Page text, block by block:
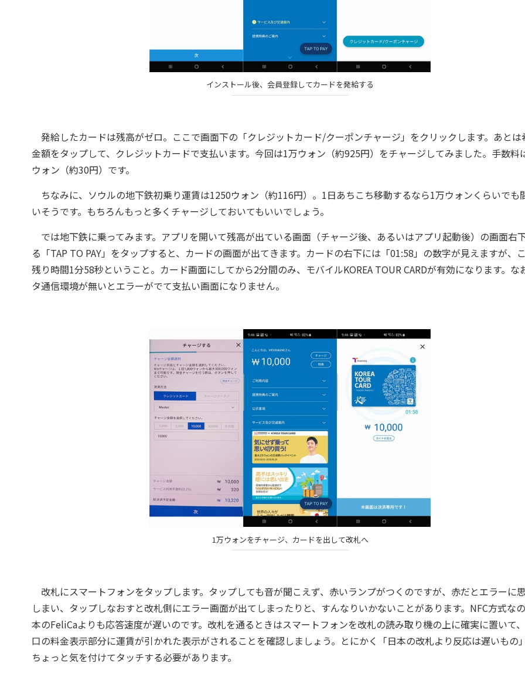
インストール後、会員登録してカードを発給する
発給したカードは残高がゼロ。ここで画面下の「クレジットカード/クーポンチャージ」をクリックします。あとは
金額をタップして、クレジットカードで支払います。今回は1万ウォン（約925円）をチャージしてみました。手数料
ウォン（約30円）です。
ちなみに、ソウルの地下鉄初乗り運賃は1250ウォン（約116円）。1日あちこち移動するなら1万ウォンくらいでも
いそうです。もちろんもっと多くチャージしておいてもいいでしょう。
では地下鉄に乗ってみます。アプリを開いて残高が出ている画面（チャージ後、あるいはアプリ起動後）の画面右
る「TAP TO PAY」をタップすると、カードの画面が出てきます。カードの右下には「01:58」の数字が見えますが、
残り時間1分58秒ということ。カード画面にしてから2分間のみ、モバイルKOREA TOUR CARDが有効になります。な
タ通信環境が無いとエラーがでて支払い画面になりません。
1万ウォンをチャージ、カードを出して改札へ
改札にスマートフォンをタップします。タップしても音が聞こえず、赤いランプがつくのですが、赤だとエラーに
しまい、タップしなおすと改札側にエラー画面が出てしまったりと、すんなりいかないことがあります。NFC方式な
本のFeliCaよりも応答速度が遅いのです。改札を通るときはスマートフォンを改札の読み取り機の上に確実に置いて
口の料金表示部分に運賃が引かれた表示がされることを確認しましょう。とにかく「日本の改札より反応は遅いもの
ちょっと気を付けてタッチする必要があります。